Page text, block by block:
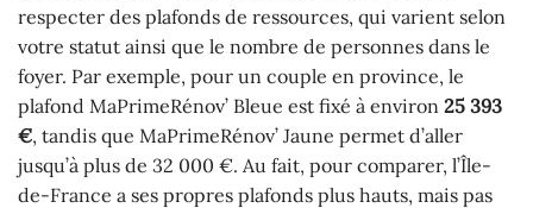
respecter des plafonds de ressources, qui varient selon
votre statut ainsi que le nombre de personnes dans le
foyer. Par exemple, pour un couple en province, le
plafond MaPrimeRénov’ Bleue est fixé à environ 25 393
€, tandis que MaPrimeRénov’ Jaune permet d’aller
jusqu’à plus de 32 000 €. Au fait, pour comparer, l’Île-
de-France a ses propres plafonds plus hauts, mais pas